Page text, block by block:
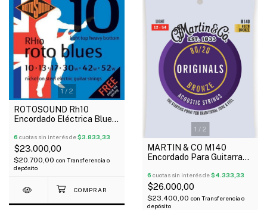
1/ 2
ROTOSOUND Rh10
Encordado Eléctrica Blues
6 cuotas sin interés de$3.833,33
$23.000,00
$20.700,00 con Transferencia o
depósito
1 / 2
MARTIN & CO M140
Encordado Para Guitarra
012-054
6 cuotas sin interés de$4.333,33
$26.000,00
$23.400,00 con Transferencia o
depósito